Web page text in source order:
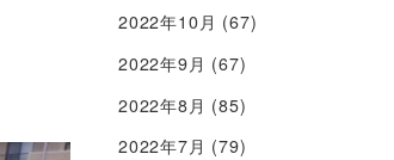
2022年10月 (67)
2022年9月 (67)
2022年8月 (85)
2022年7月 (79)